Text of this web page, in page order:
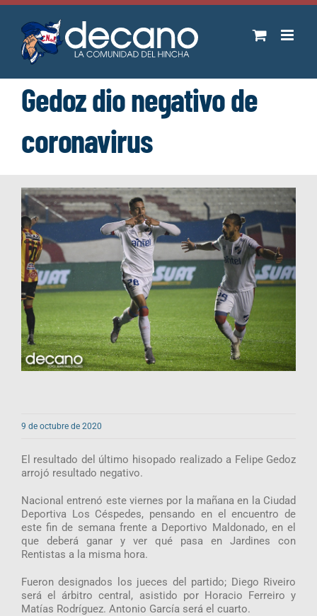
Saltar
contenido
Gedoz dio negativo de
coronavirus
9 de octubre de 2020
El resultado del último hisopado realizado a Felipe Gedoz
arrojó resultado negativo.
Nacional entrenó este viernes por la mañana en la Ciudad
Deportiva Los Céspedes, pensando en el encuentro de
este fin de semana frente a Deportivo Maldonado, en el
que deberá ganar y ver qué pasa en Jardines con
Rentistas a la misma hora.
Fueron designados los jueces del partido; Diego Riveiro
será el árbitro central, asistido por Horacio Ferreiro y
Matías Rodríguez. Antonio García será el cuarto.